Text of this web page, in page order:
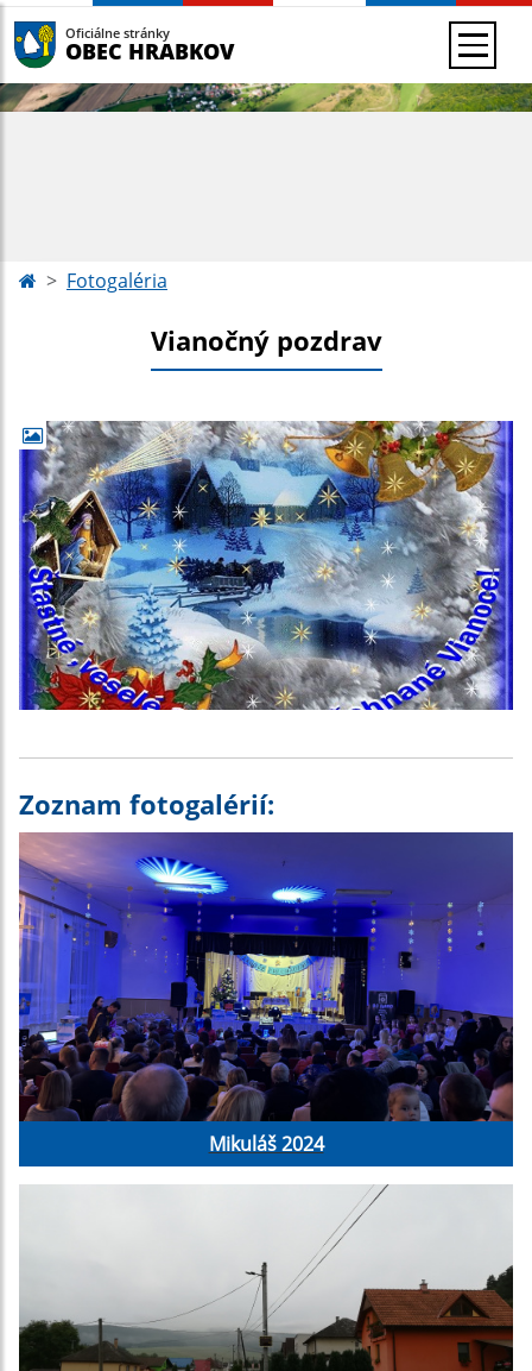
Oficiálne stránky
OBEC HRABKOV
Fotogaléria
Vianočný pozdrav
Zoznam fotogalérií:
Mikuláš 2024